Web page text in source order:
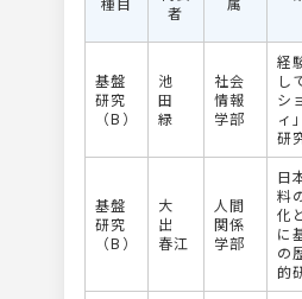
者
基盤
研究
（B）
池
田
緑
社会
情報
学部
経
し
シ
ィ
研
基盤
研究
（B）
大
出
春江
人間
関係
学部
日
料
化
に
の
的